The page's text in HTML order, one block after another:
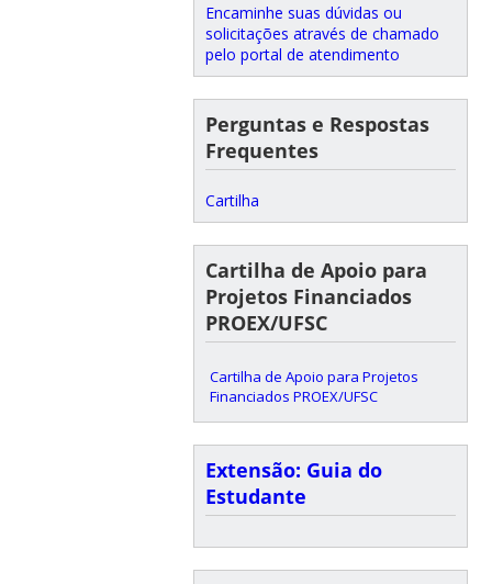
Encaminhe suas dúvidas ou
solicitações através de chamado
pelo portal de atendimento
Perguntas e Respostas
Frequentes
Cartilha
Cartilha de Apoio para
Projetos Financiados
PROEX/UFSC
Cartilha de Apoio para Projetos
Financiados PROEX/UFSC
Extensão: Guia do
Estudante